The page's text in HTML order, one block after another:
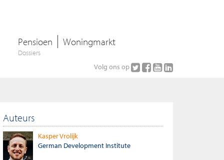
Pensioen Woningmarkt
Dossiers
Volg ons op
Auteurs
Kasper Vrolijk
German Development Institute